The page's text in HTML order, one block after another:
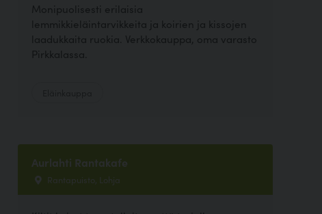
Monipuolisesti erilaisia
lemmikkieläintarvikkeita ja koirien ja kissojen
laadukkaita ruokia. Verkkokauppa, oma varasto
Pirkkalassa.
Aurlahti Rantakafe
Rantapuisto, Lohja